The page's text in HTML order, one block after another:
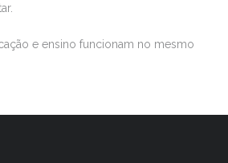
e ensino funcionam no mesmo